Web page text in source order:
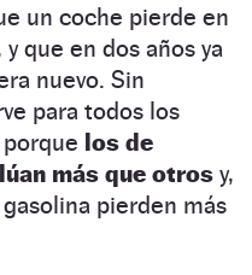
un coche pierde en
y que en dos años ya
nuevo. Sin
para todos los
los de
más que otros y,
pierden más